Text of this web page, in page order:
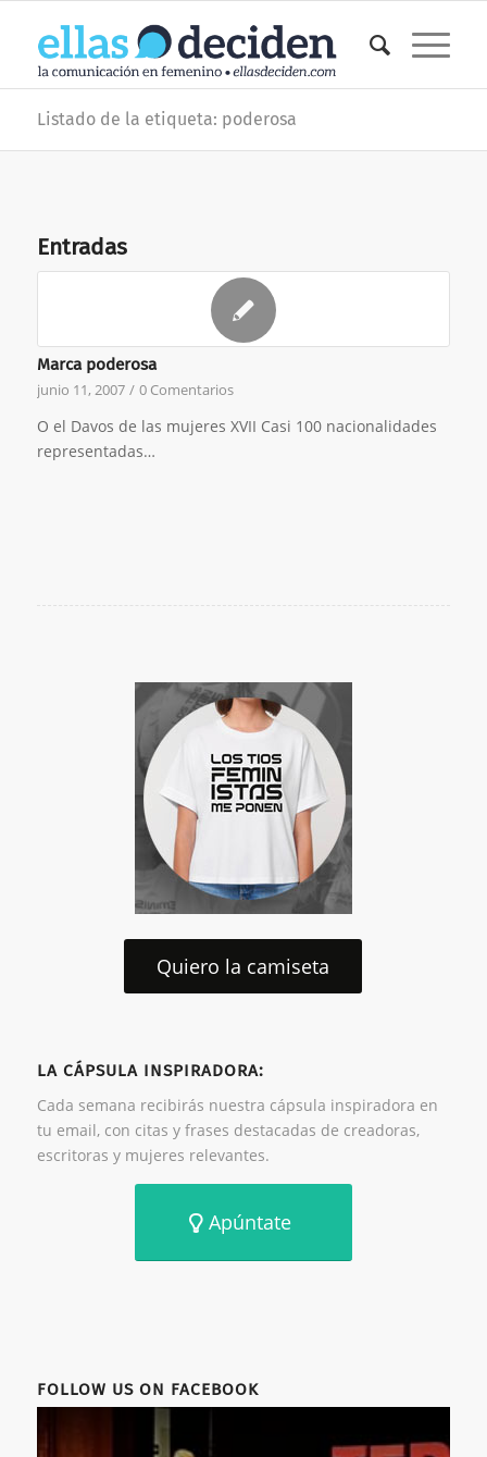
Listado de la etiqueta: poderosa
Entradas
Marca poderosa
junio 11, 2007 / 0 Comentarios
O el Davos de las mujeres XVII Casi 100 nacionalidades
representadas…
Quiero la camiseta
LA CÁPSULA INSPIRADORA:
Cada semana recibirás nuestra cápsula inspiradora en
tu email, con citas y frases destacadas de creadoras,
escritoras y mujeres relevantes.
Apúntate
FOLLOW US ON FACEBOOK